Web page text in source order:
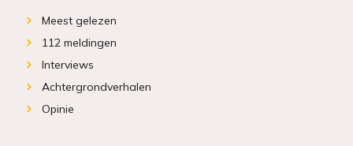
Meest gelezen
112 meldingen
Interviews
Achtergrondverhalen
Opinie